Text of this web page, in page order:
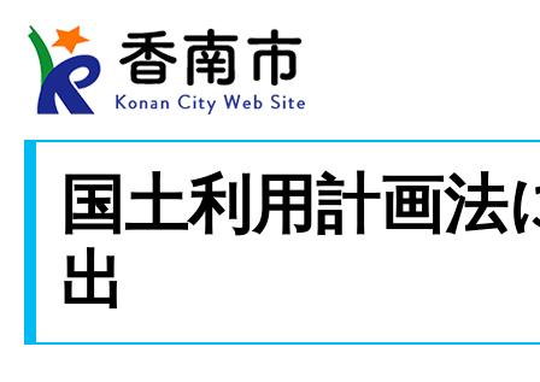
国土利用計画法
出